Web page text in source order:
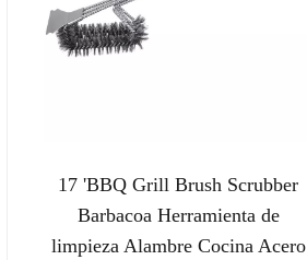
17 'BBQ Grill Brush Scrubber
Barbacoa Herramienta de
limpieza Alambre Cocina Acero